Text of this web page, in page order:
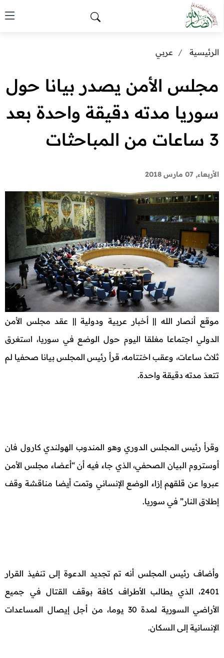
الرئيسية عربي
مجلس الأمن يصدر بيانا حول
سوريا مدته دقيقة واحدة بعد
3 ساعات من المباحثات
الأربعاء, 07 مارس 2018
موقع أنصار الله || أخبار عربية ودولية || عقد مجلس الأمن
الدولي اجتماعا مغلقا اليوم حول الوضع في سوريا، استغرق
ثلاث ساعات، وعقب اختتامه، قرأ رئيس المجلس بيانا صحفيا لم
تتعدَ مدته دقيقة واحدة.
وقرأ رئيس المجلس الدوري وهو المندوب الهولندي كارول فان
أوستروم البيان الصحفي، الذي جاء فيه أن “أعضاء مجلس الأمن
عبروا عن قلقهم إزاء الوضع الإنساني وتمت أيضا مناقشة وقف
إطلاق النار” في سوريا.
وأضاف رئيس المجلس أنه تم تجديد الدعوة إلى تنفيذ القرار
2401، الذي يطالب الأطراف كافة بوقف القتال في جميع
الأراضي السورية لمدة 30 يوما، من أجل إيصال المساعدات
الإنسانية إلى السكان.